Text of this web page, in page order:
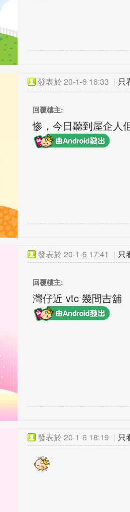
發表於 20-1-6 16:33 | 只
回覆樓主:
惨，今日聽到屋企人
發表於 20-1-6 17:41 | 只
回覆樓主:
灣仔近 vtc 幾間吉舖
發表於 20-1-6 18:19 | 只